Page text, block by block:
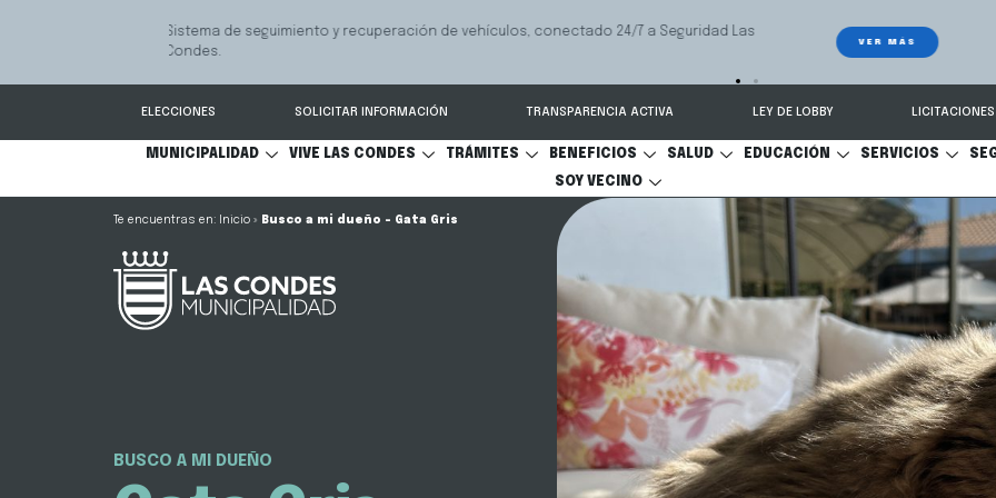
Mediación Familiar
Servicio que ayuda a las familias a resolver conflictos sobre pensión de alimentos,
ELECCIONES SOLICITAR INFORMACIÓN TRANSPARENCIA ACTIVA LEY DE LOBBY LICITACIONES
MUNICIPALIDAD VIVE LAS CONDES TRÁMITES BENEFICIOS SALUD EDUCACIÓN SERVICIOS
SOY VECINO
Inicio » Busco a mi dueño – Gata Gris
BUSCO A MI DUEÑO